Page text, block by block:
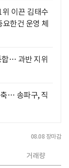
이끈 김태수
한건 운영 체
합… 과반 지위
… 송파구, 직
08.08 장마감
거래량